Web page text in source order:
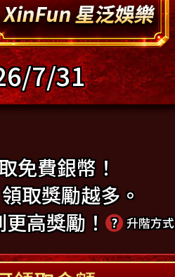
7/31
免費銀幣！
取獎勵越多。
高獎勵！ ? 升階方式
戲推薦-星城